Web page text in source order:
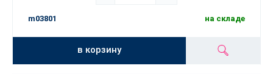
m03801 на складе
в корзину